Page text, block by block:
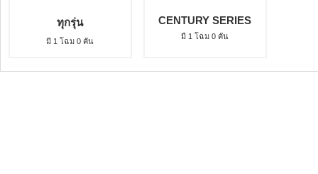
ทุกรุ่น
มี 1 โฉม 0 คัน
CENTURY SERIES
มี 1 โฉม 0 คัน